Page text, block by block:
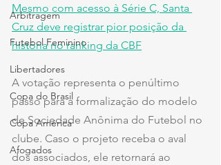
Arbitragem
Futebol Feminino
Libertadores
Copa do Brasil
Copa América
Afogados
Mesmo com acesso à Série C, Santa
Cruz deve registrar pior posição da
história no ranking da CBF
A votação representa o penúltimo
passo para a formalização do modelo
de Sociedade Anônima do Futebol no
clube. Caso o projeto receba o aval
dos associados, ele retornará ao